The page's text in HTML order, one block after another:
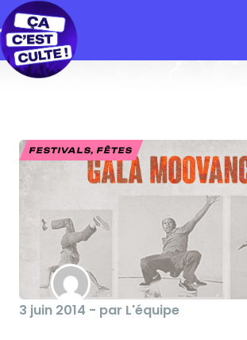
FESTIVALS, FÊTES
3 juin 2014 - par L'équipe